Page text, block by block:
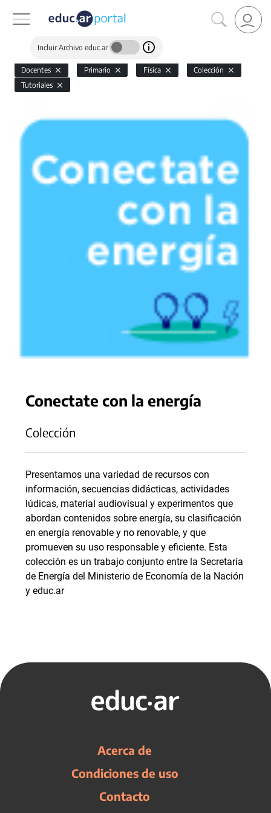
Incluir Archivo educ.ar
Docentes Primario Física
Colección
Tutoriales
Conectate con la energía
Colección
Presentamos una variedad de recursos con
información, secuencias didácticas, actividades
lúdicas, material audiovisual y experimentos que
abordan contenidos sobre energía, su clasificación
en energía renovable y no renovable, y que
promueven su uso responsable y eficiente. Esta
colección es un trabajo conjunto entre la Secretaría
de Energía del Ministerio de Economía de la Nación
y educ.ar
Acerca de
Condiciones de uso
Contacto